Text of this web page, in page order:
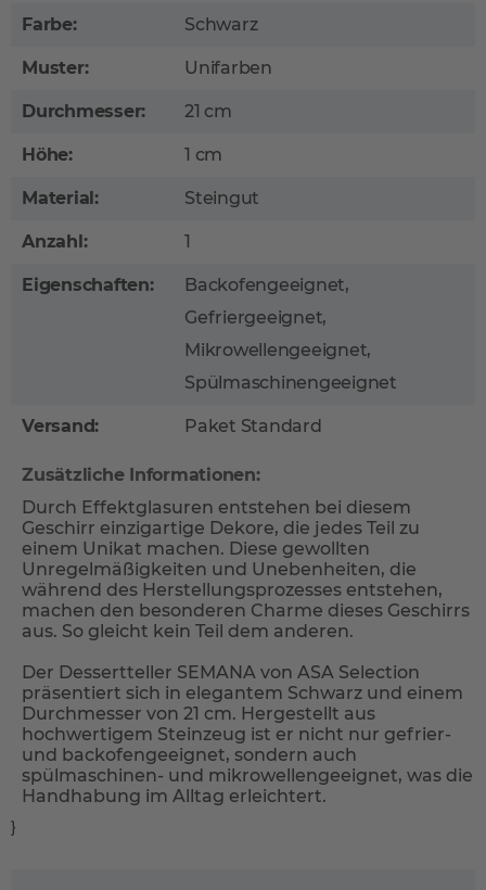
Farbe: Schwarz
Muster: Unifarben
Durchmesser: 21 cm
Höhe: 1 cm
Material: Steingut
Anzahl: 1
Eigenschaften:
Backofengeeignet,
Gefriergeeignet,
Mikrowellengeeignet,
Spülmaschinengeeignet
Versand: Paket Standard
Zusätzliche Informationen:
Durch Effektglasuren entstehen bei diesem
Geschirr einzigartige Dekore, die jedes Teil zu
einem Unikat machen. Diese gewollten
Unregelmäßigkeiten und Unebenheiten, die
während des Herstellungsprozesses entstehen,
machen den besonderen Charme dieses Geschirrs
aus. So gleicht kein Teil dem anderen.
Der Dessertteller SEMANA von ASA Selection
präsentiert sich in elegantem Schwarz und einem
Durchmesser von 21 cm. Hergestellt aus
hochwertigem Steinzeug ist er nicht nur gefrier-
und backofengeeignet, sondern auch
spülmaschinen- und mikrowellengeeignet, was die
Handhabung im Alltag erleichtert.
}